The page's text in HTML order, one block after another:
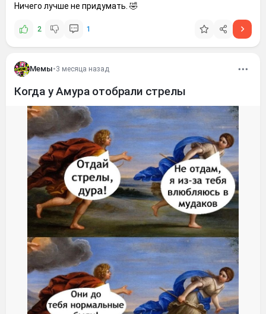
Ничего лучше не придумать. 🤣
2 1
Мемы•3 месяца назад
Когда у Амура отобрали стрелы